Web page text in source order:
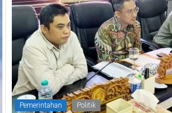
Pemerintahan Politik